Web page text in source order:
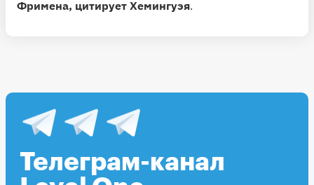
Фримена, цитирует Хемингуэя.
Телеграм-канал